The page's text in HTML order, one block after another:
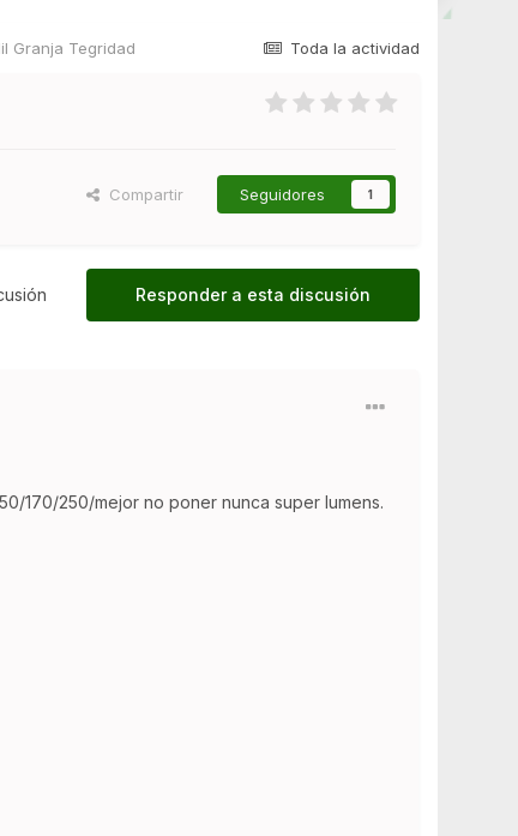
Toda la actividad
Granja Tegridad
Compartir Seguidores 1
Responder a esta discusión
170/250/mejor no poner nunca super lumens.